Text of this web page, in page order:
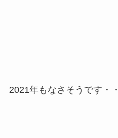
2021年もなさそうです・